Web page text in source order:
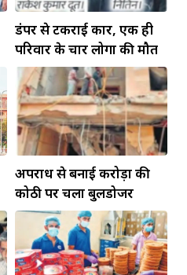
डंपर से टकराई कार, एक ही
परिवार के चार लोगों की मौत
अपराध से बनाई करोड़ों की
कोठी पर चला बुलडोजर